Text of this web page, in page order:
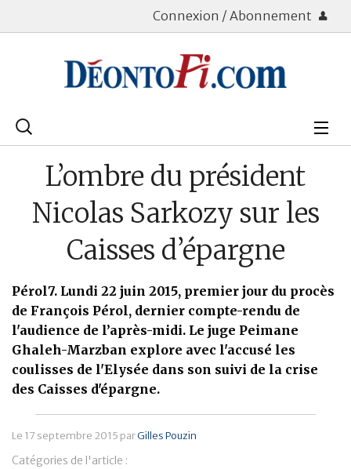
Connexion / Abonnement
Rechercher
Déontologie
Patrimoine
Immobilier
Banque
L’ombre du président
Nicolas Sarkozy sur les
Caisses d’épargne
Pérol7. Lundi 22 juin 2015, premier jour du procès
de François Pérol, dernier compte-rendu de
l'audience de l’après-midi. Le juge Peimane
Ghaleh-Marzban explore avec l'accusé les
coulisses de l'Elysée dans son suivi de la crise
des Caisses d'épargne.
Le 17 septembre 2015 parGilles Pouzin
Catégories de l'article :